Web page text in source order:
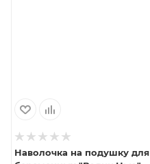
Наволочка на подушку для